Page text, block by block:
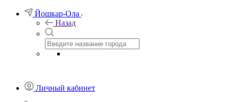
Йошкар-Ола
Назад
Личный кабинет